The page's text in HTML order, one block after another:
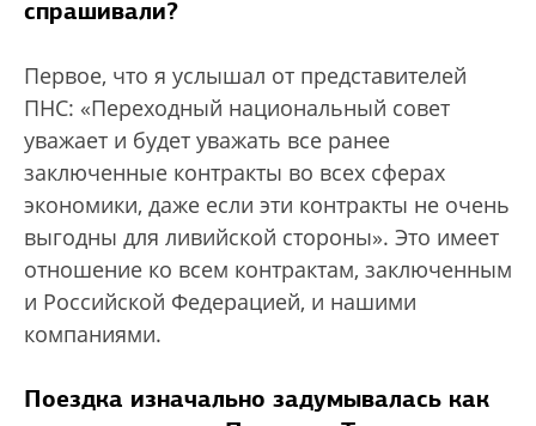
спрашивали?
Первое, что я услышал от представителей
ПНС: «Переходный национальный совет
уважает и будет уважать все ранее
заключенные контракты во всех сферах
экономики, даже если эти контракты не очень
выгодны для ливийской стороны». Это имеет
отношение ко всем контрактам, заключенным
и Российской Федерацией, и нашими
компаниями.
Поездка изначально задумывалась как